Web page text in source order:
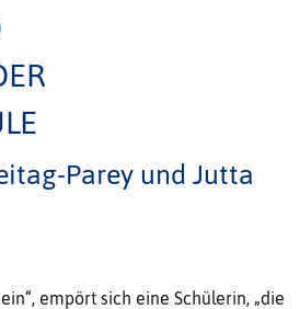
Parey und Jutta
empört sich eine Schülerin, „die